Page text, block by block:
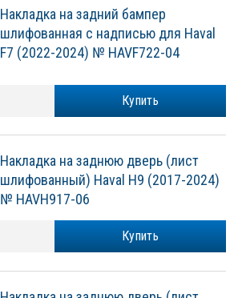
Накладка на задний бампер
шлифованная с надписью для Haval
F7 (2022-2024) № HAVF722-04
Купить
Накладка на заднюю дверь (лист
шлифованный) Haval H9 (2017-2024)
№ HAVH917-06
Купить